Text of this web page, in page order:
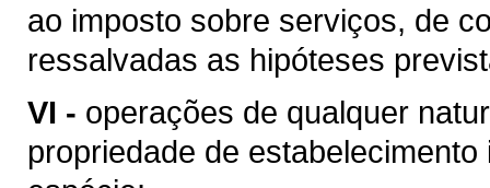
ao imposto sobre serviços, de
ressalvadas as hipóteses
VI - operações de qualquer
propriedade de